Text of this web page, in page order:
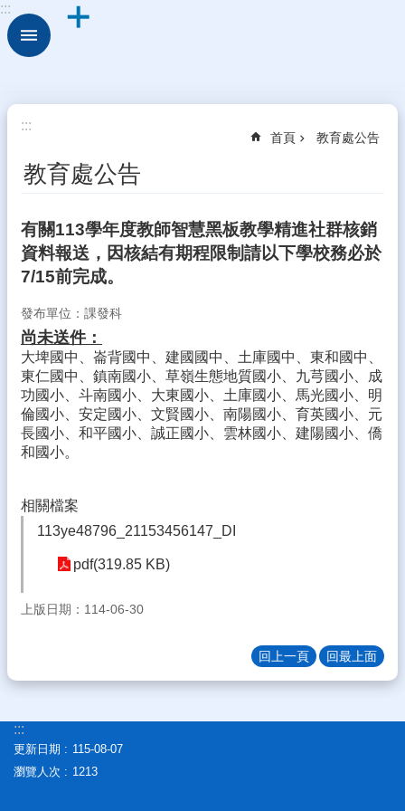
跳到主要內容區塊
進
校
動
態
識
本
校
行
政
處
室
學
生
專
區
園
務
E
林
數
位
精
:::
:::
首頁 教育處公告
教育處公告
有關113學年度教師智慧黑板教學精進社群核銷
資料報送，因核結有期程限制請以下學校務必於
7/15前完成。
發布單位：課發科
尚未送件：
大埤國中、崙背國中、建國國中、土庫國中、東和國中、
東仁國中、鎮南國小、草嶺生態地質國小、九芎國小、成
功國小、斗南國小、大東國小、土庫國小、馬光國小、明
倫國小、安定國小、文賢國小、南陽國小、育英國小、元
長國小、和平國小、誠正國小、雲林國小、建陽國小、僑
和國小。
相關檔案
113ye48796_21153456147_DI
pdf(319.85 KB)
上版日期：114-06-30
回上一頁 回最上面
:::
更新日期
115-08-07
瀏覽人次
1213